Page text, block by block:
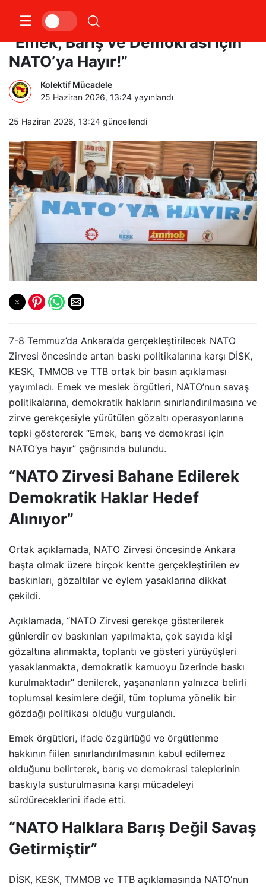
DİSK, KESK, TMMOB ve TTB:
“Emek, Barış ve Demokrasi İçin
NATO’ya Hayır!”
Kolektif Mücadele
25 Haziran 2026, 13:24 yayınlandı
25 Haziran 2026, 13:24 güncellendi
7-8 Temmuz’da Ankara’da gerçekleştirilecek NATO
Zirvesi öncesinde artan baskı politikalarına karşı DİSK,
KESK, TMMOB ve TTB ortak bir basın açıklaması
yayımladı. Emek ve meslek örgütleri, NATO’nun savaş
politikalarına, demokratik hakların sınırlandırılmasına ve
zirve gerekçesiyle yürütülen gözaltı operasyonlarına
tepki göstererek “Emek, barış ve demokrasi için
NATO’ya hayır” çağrısında bulundu.
“NATO Zirvesi Bahane Edilerek
Demokratik Haklar Hedef
Alınıyor”
Ortak açıklamada, NATO Zirvesi öncesinde Ankara
başta olmak üzere birçok kentte gerçekleştirilen ev
baskınları, gözaltılar ve eylem yasaklarına dikkat
çekildi.
Açıklamada, “NATO Zirvesi gerekçe gösterilerek
günlerdir ev baskınları yapılmakta, çok sayıda kişi
gözaltına alınmakta, toplantı ve gösteri yürüyüşleri
yasaklanmakta, demokratik kamuoyu üzerinde baskı
kurulmaktadır” denilerek, yaşananların yalnızca belirli
toplumsal kesimlere değil, tüm topluma yönelik bir
gözdağı politikası olduğu vurgulandı.
Emek örgütleri, ifade özgürlüğü ve örgütlenme
hakkının fiilen sınırlandırılmasının kabul edilemez
olduğunu belirterek, barış ve demokrasi taleplerinin
baskıyla susturulmasına karşı mücadeleyi
sürdüreceklerini ifade etti.
“NATO Halklara Barış Değil Savaş
Getirmiştir”
DİSK, KESK, TMMOB ve TTB açıklamasında NATO’nun